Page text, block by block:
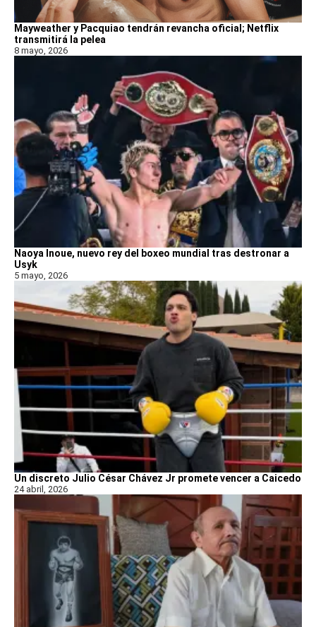
Mayweather y Pacquiao tendrán revancha oficial; Netflix
transmitirá la pelea
8 mayo, 2026
Naoya Inoue, nuevo rey del boxeo mundial tras destronar a
Usyk
5 mayo, 2026
Un discreto Julio César Chávez Jr promete vencer a Caicedo
24 abril, 2026